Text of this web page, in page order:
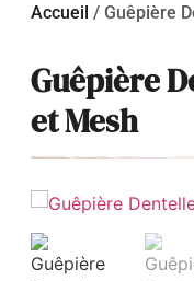
Accueil / Guêpière
Guêpière
et Mesh